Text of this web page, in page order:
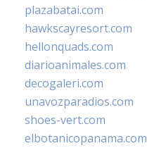
plazabatai.com
hawkscayresort.com
hellonquads.com
diarioanimales.com
decogaleri.com
unavozparadios.com
shoes-vert.com
elbotanicopanama.com